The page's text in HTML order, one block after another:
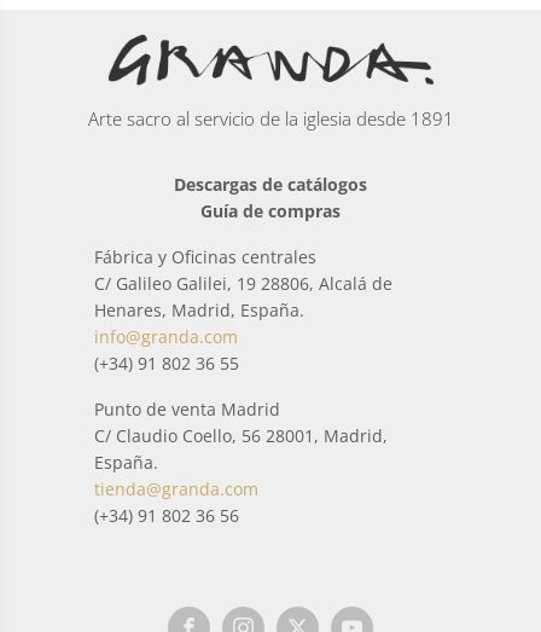
Arte sacro al servicio de la iglesia desde 1891
Descargas de catálogos
Guía de compras
Fábrica y Oficinas centrales
C/ Galileo Galilei, 19 28806, Alcalá de
Henares, Madrid, España.
info@granda.com
(+34) 91 802 36 55
Punto de venta Madrid
C/ Claudio Coello, 56 28001, Madrid,
España.
tienda@granda.com
(+34) 91 802 36 56